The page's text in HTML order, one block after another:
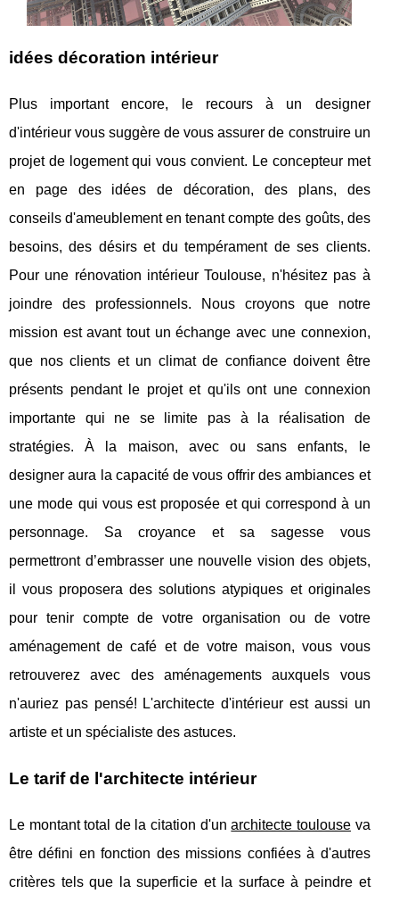
idées décoration intérieur
Plus important encore, le recours à un designer
d'intérieur vous suggère de vous assurer de construire un
projet de logement qui vous convient. Le concepteur met
en page des idées de décoration, des plans, des
conseils d'ameublement en tenant compte des goûts, des
besoins, des désirs et du tempérament de ses clients.
Pour une rénovation intérieur Toulouse, n'hésitez pas à
joindre des professionnels. Nous croyons que notre
mission est avant tout un échange avec une connexion,
que nos clients et un climat de confiance doivent être
présents pendant le projet et qu'ils ont une connexion
importante qui ne se limite pas à la réalisation de
stratégies. À la maison, avec ou sans enfants, le
designer aura la capacité de vous offrir des ambiances et
une mode qui vous est proposée et qui correspond à un
personnage. Sa croyance et sa sagesse vous
permettront d’embrasser une nouvelle vision des objets,
il vous proposera des solutions atypiques et originales
pour tenir compte de votre organisation ou de votre
aménagement de café et de votre maison, vous vous
retrouverez avec des aménagements auxquels vous
n'auriez pas pensé! L'architecte d'intérieur est aussi un
artiste et un spécialiste des astuces.
Le tarif de l'architecte intérieur
Le montant total de la citation d'unarchitecte toulouseva
être défini en fonction des missions confiées à d'autres
critères tels que la superficie et la surface à peindre et